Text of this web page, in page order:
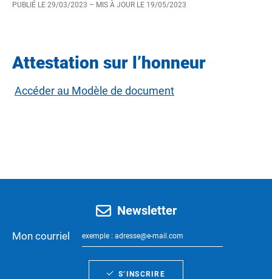
PUBLIÉ LE 29/03/2023 – MIS À JOUR LE 19/05/2023
Attestation sur l’honneur
Accéder au Modèle de document
Newsletter
Mon courriel
S’INSCRIRE